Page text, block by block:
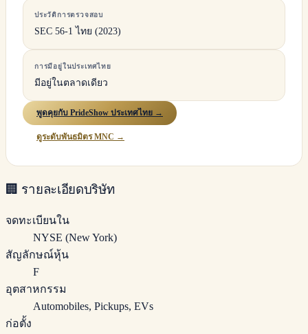
ประวัติการตรวจสอบ
SEC 56-1 ไทย (2023)
การมีอยู่ในประเทศไทย
มีอยู่ในตลาดเดียว
พูดคุยกับ PrideShow ประเทศไทย →
ดูระดับพันธมิตร MNC →
🏢 รายละเอียดบริษัท
จดทะเบียนใน
NYSE (New York)
สัญลักษณ์หุ้น
F
อุตสาหกรรม
Automobiles, Pickups, EVs
ก่อตั้ง